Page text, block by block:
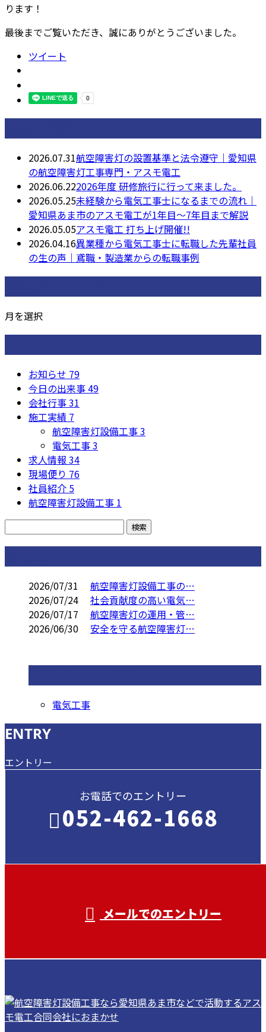
ります！
最後までご覧いただき、誠にありがとうございました。
ツイート
2026.07.31航空障害灯の設置基準と法令遵守｜愛知県
の航空障害灯工事専門・アスモ電工
2026.06.222026年度 研修旅行に行って来ました。
2026.05.25未経験から電気工事士になるまでの流れ｜
愛知県あま市のアスモ電工が1年目〜7年目まで解説
2026.05.05アスモ電工 打ち上げ開催!!
2026.04.16異業種から電気工事士に転職した先輩社員
の生の声｜鳶職・製造業からの転職事例
月を選択
お知らせ 79
今日の出来事49
会社行事31
施工実績 7
航空障害灯設備工事3
電気工事3
求人情報 34
現場便り 76
社員紹介 5
航空障害灯設備工事 1
2026/07/31
航空障害灯設備工事の…
2026/07/24
社会貢献度の高い電気…
2026/07/17
航空障害灯の運用・管…
2026/06/30
安全を守る航空障害灯…
電気工事
ENTRY
エントリー
お電話でのエントリー
052-462-1668
メールでのエントリー